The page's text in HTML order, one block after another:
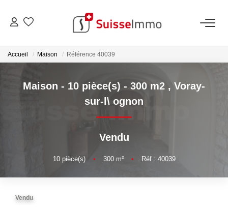
ACHETER
Découvrez Nos Programmes Neufs
Confiez-Nous La Recherche De Votre Bien À L'achat
Accueil Maison Référence 40039
Maison - 10 pièce(s) - 300 m2 , Voray-
sur-l\ ognon
Vendu
10pièce(s) • 300m² • Réf : 40039
Vendu